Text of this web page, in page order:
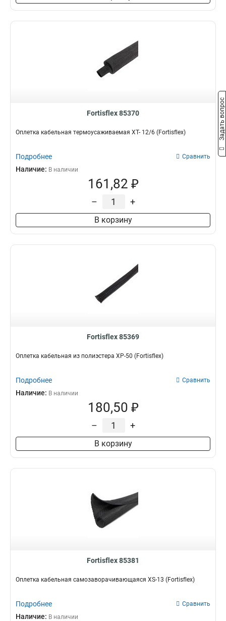
Fortisflex 85370
Оплетка кабельная термоусаживаемая XT- 12/6 (Fortisflex)
Подробнее Сравнить
Наличие: В наличии
161,82 ₽
– +
В корзину
Fortisflex 85369
Оплетка кабельная из полиэстера XP-50 (Fortisflex)
Подробнее Сравнить
Наличие: В наличии
180,50 ₽
– +
В корзину
Fortisflex 85381
Оплетка кабельная самозаворачивающаяся XS-13 (Fortisflex)
Подробнее Сравнить
Наличие: В наличии
Задать вопрос